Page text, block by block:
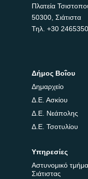
Πλατεία
50300, Σιάτιστα
Τηλ. +30
Δήμος Βοΐου
Δημαρχείο
Δ.Ε. Ασκίου
Δ.Ε. Νεάπολης
Δ.Ε. Τσοτυλίου
Υπηρεσίες
Αστυνομικό τμήμα
Σιάτιστας